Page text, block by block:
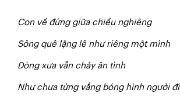
Con về đứng giữa chiều nghiêng
Sông quê lặng lẽ như riêng một mình
Dòng xưa vẫn chảy ân tình
Như chưa từng vắng bóng hình người đi